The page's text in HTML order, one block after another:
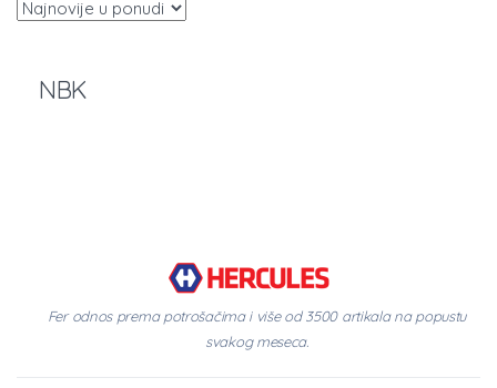
NBK
Fer odnos prema potrošačima i više od 3500 artikala na popustu
svakog meseca.